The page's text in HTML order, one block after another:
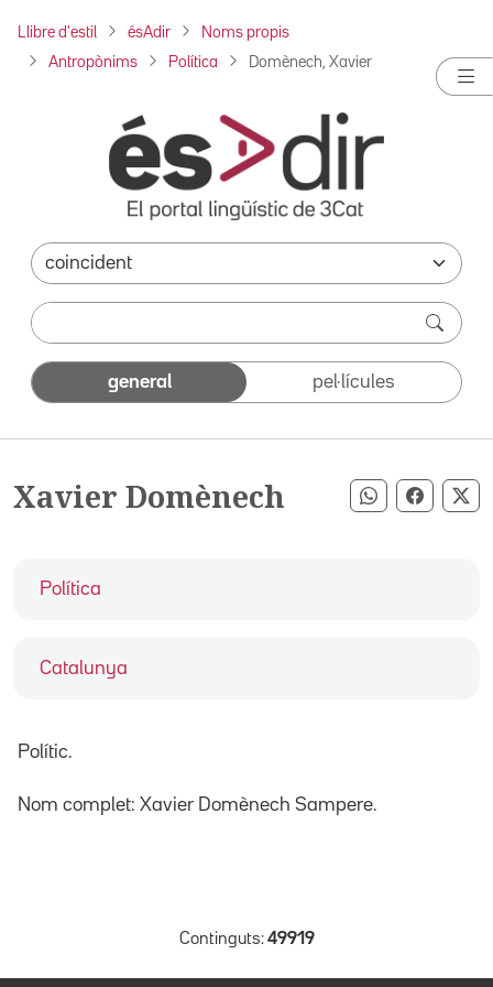
Llibre d'estil ésAdir Noms propis
Antropònims Política Domènech, Xavier
general pel·lícules
Xavier Domènech Compartir
Política
Catalunya
Polític.
Nom complet: Xavier Domènech Sampere.
Continguts: 49919